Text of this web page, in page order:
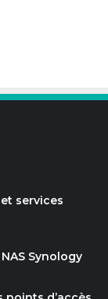
services
Synology